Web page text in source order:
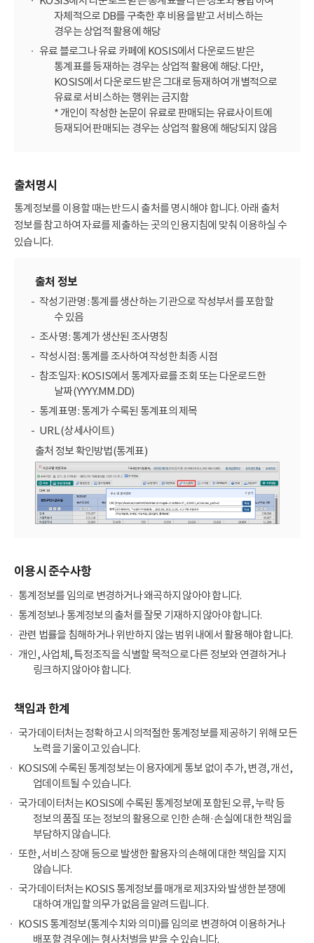
자체적으로 DB를 구축한 후 비용을 받고 서비스하는
경우는 상업적 활용에 해당
유료 블로그나 유료 카페에 KOSIS에서 다운로드 받은
통계표를 등재하는 경우는 상업적 활용에 해당. 다만,
KOSIS에서 다운로드 받은 그대로 등재하여 개별적으로
유료로 서비스하는 행위는 금지함
* 개인이 작성한 논문이 유료로 판매되는 유료사이트에
등재되어 판매되는 경우는 상업적 활용에 해당되지 않음
출처명시
통계정보를 이용할 때는 반드시 출처를 명시해야 합니다. 아래 출처
정보를 참고하여 자료를 제출하는 곳의 인용지침에 맞춰 이용하실 수
있습니다.
출처 정보
작성기관명 : 통계를 생산하는 기관으로 작성부서를 포함할
수 있음
조사명 : 통계가 생산된 조사명칭
작성시점 : 통계를 조사하여 작성한 최종 시점
참조일자 : KOSIS에서 통계자료를 조회 또는 다운로드한
날짜(YYYY.MM.DD)
통계표명 : 통계가 수록된 통계표의 제목
URL (상세사이트)
출처 정보 확인방법(통계표)
이용시 준수사항
통계정보를 임의로 변경하거나 왜곡하지 않아야 합니다.
통계정보나 통계정보의 출처를 잘못 기재하지 않아야 합니다.
관련 법률을 침해하거나 위반하지 않는 범위 내에서 활용해야 합니다.
개인, 사업체, 특정조직을 식별할 목적으로 다른 정보와 연결하거나
링크하지 않아야 합니다.
책임과 한계
국가데이터처는 정확하고 시의적절한 통계정보를 제공하기 위해 모든
노력을 기울이고 있습니다.
KOSIS에 수록된 통계정보는 이용자에게 통보 없이 추가, 변경, 개선,
업데이트될 수 있습니다.
국가데이터처는 KOSIS에 수록된 통계정보에 포함된 오류, 누락 등
정보의 품질 또는 정보의 활용으로 인한 손해·손실에 대한 책임을
부담하지 않습니다.
또한, 서비스 장애 등으로 발생한 활용자의 손해에 대한 책임을 지지
않습니다.
국가데이터처는 KOSIS 통계정보를 매개로 제3자와 발생한 분쟁에
대하여 개입할 의무가 없음을 알려드립니다.
KOSIS 통계정보(통계수치와 의미)를 임의로 변경하여 이용하거나
배포할 경우에는 형사처벌을 받을 수 있습니다.